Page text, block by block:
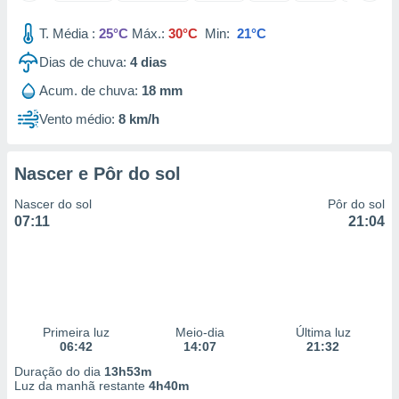
utilizar
criar
medir
da
medir o
fontes,
e melhorar
dados
T. Média : 25°C Máx.: 30°C Min: 21°C
Dias de chuva: 4dias
Acum. de chuva: 18 mm
Vento médio: 8 km/h
Nascer e Pôr do sol
Nascer do sol
07:11
Pôr do sol
21:04
Primeira luz
06:42
Meio-dia
14:07
Última luz
21:32
Duração do dia 13h53m
Luz da manhã restante 4h40m